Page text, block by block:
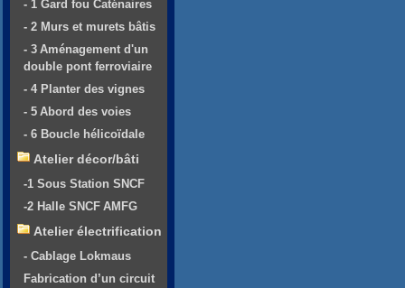
- 1 Gard fou Caténaires
- 2 Murs et murets bâtis
- 3 Aménagement d'un
double pont ferroviaire
- 4 Planter des vignes
- 5 Abord des voies
- 6 Boucle hélicoïdale
Atelier décor/bâti
-1 Sous Station SNCF
-2 Halle SNCF AMFG
Atelier électrification
- Cablage Lokmaus
Fabrication d’un circuit